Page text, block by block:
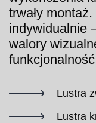
trwały
indywidualnie
walory
Lustra
Lustra